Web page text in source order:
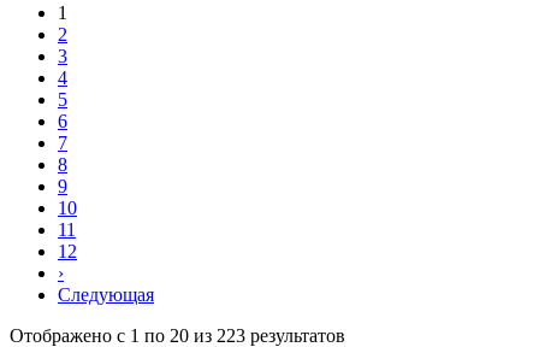
1
2
3
4
5
6
7
8
9
10
11
12
›
Следующая
Отображено с 1 по 20 из 223 результатов